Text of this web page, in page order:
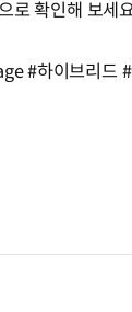
로 확인해 보세
#하이브리드